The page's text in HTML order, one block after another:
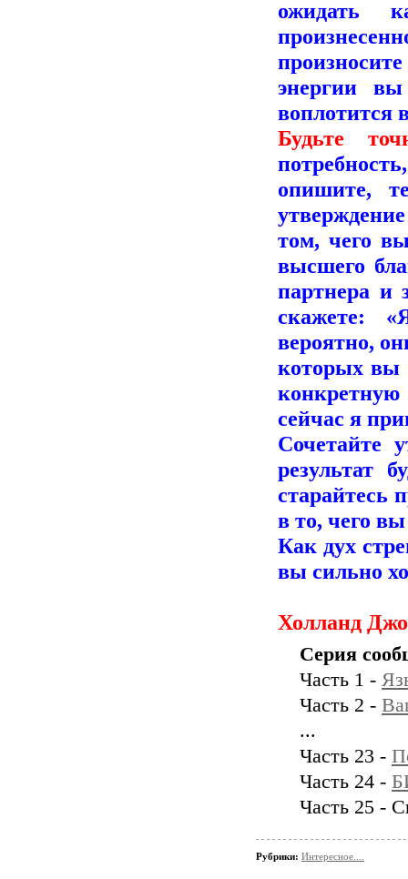
ожидать
энергии
воплотится
Будьте
опишите,
том, чего
высшего
партнера и
скажете:
вероятно,
которых вы
конкретную
сейчас я
Сочетайте
результат
старайтесь
в то, чего
Как дух
вы сильно
Холланд
Серия
Часть 1 -
Часть 2 -
...
Часть 23 -
Часть 24 -
Часть 25 -
Рубрики: Интересное....